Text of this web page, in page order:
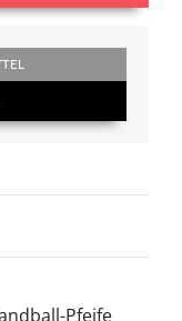
Pfeife